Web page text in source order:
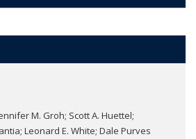
M. Groh; Scott A. Huettel;
Leonard E. White; Dale Purves